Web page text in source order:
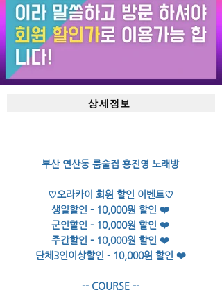
상세정보
부산 연산동 룸술집 홍진영 노래방
♡오라카이 회원 할인 이벤트♡
생일할인 - 10,000원 할인 ❤️
군인할인 - 10,000원 할인 ❤️
주간할인 - 10,000원 할인 ❤️
단체3인이상할인 - 10,000원 할인 ❤️
-- COURSE --